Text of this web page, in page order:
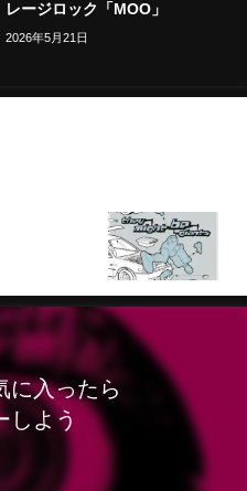
レージロック「MOO」
2026年5月21日
に入ったら
しよう